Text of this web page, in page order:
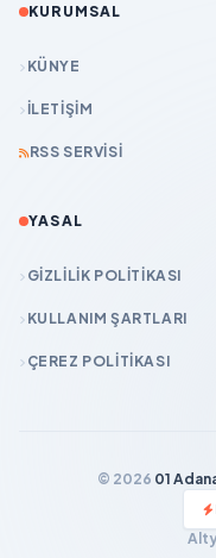
KURUMSAL
KÜNYE
İLETIŞIM
RSS SERVISI
YASAL
GIZLILIK POLITIKASI
KULLANIM ŞARTLARI
ÇEREZ POLITIKASI
© 2026 01